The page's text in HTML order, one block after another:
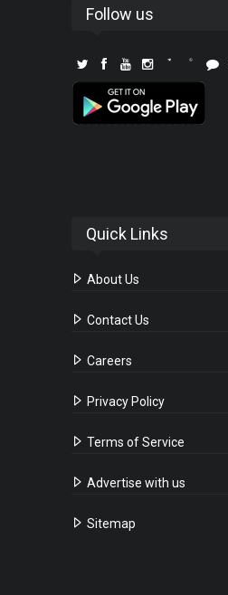
Follow us
Quick Links
About Us
Contact Us
Careers
Privacy Policy
Terms of Service
Advertise with us
Sitemap